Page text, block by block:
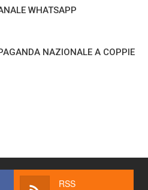
WHATSAPP
NAZIONALE A COPPIE
RSS